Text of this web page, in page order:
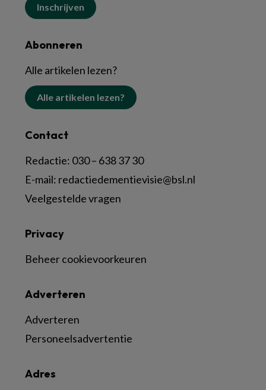
Inschrijven
Abonneren
Alle artikelen lezen?
Alle artikelen lezen?
Contact
Redactie: 030 – 638 37 30
E-mail: redactiedementievisie@bsl.nl
Veelgestelde vragen
Adres
Adverteren
Adverteren
Personeelsadvertentie
Privacy
Beheer cookievoorkeuren